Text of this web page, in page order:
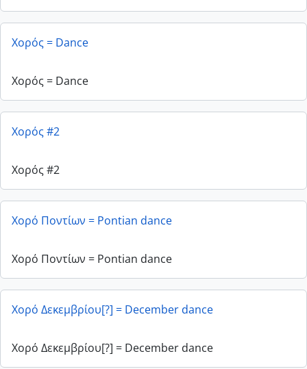
Χορός = Dance
Χορός = Dance
Χορός #2
Χορός #2
Χορό Ποντίων = Pontian dance
Χορό Ποντίων = Pontian dance
Χορό Δεκεμβρίου[?] = December dance
Χορό Δεκεμβρίου[?] = December dance